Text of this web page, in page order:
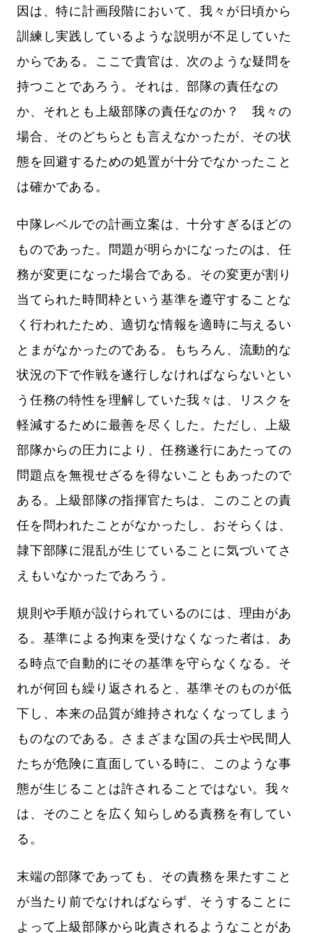
因は、特に計画段階において、我々が日頃から
訓練し実践しているような説明が不足していた
からである。ここで貴官は、次のような疑問を
持つことであろう。それは、部隊の責任なの
か、それとも上級部隊の責任なのか？ 我々の
場合、そのどちらとも言えなかったが、その状
態を回避するための処置が十分でなかったこと
は確かである。
中隊レベルでの計画立案は、十分すぎるほどの
ものであった。問題が明らかになったのは、任
務が変更になった場合である。その変更が割り
当てられた時間枠という基準を遵守することな
く行われたため、適切な情報を適時に与えるい
とまがなかったのである。もちろん、流動的な
状況の下で作戦を遂行しなければならないとい
う任務の特性を理解していた我々は、リスクを
軽減するために最善を尽くした。ただし、上級
部隊からの圧力により、任務遂行にあたっての
問題点を無視せざるを得ないこともあったので
ある。上級部隊の指揮官たちは、このことの責
任を問われたことがなかったし、おそらくは、
隷下部隊に混乱が生じていることに気づいてさ
えもいなかったであろう。
規則や手順が設けられているのには、理由があ
る。基準による拘束を受けなくなった者は、あ
る時点で自動的にその基準を守らなくなる。そ
れが何回も繰り返されると、基準そのものが低
下し、本来の品質が維持されなくなってしまう
ものなのである。さまざまな国の兵士や民間人
たちが危険に直面している時に、このような事
態が生じることは許されることではない。我々
は、そのことを広く知らしめる責務を有してい
る。
末端の部隊であっても、その責務を果たすこと
が当たり前でなければならず、そうすることに
よって上級部隊から叱責されるようなことがあ